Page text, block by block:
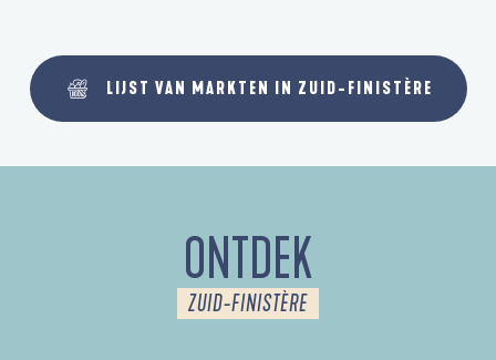
LIJST VAN MARKTEN IN ZUID-FINISTÈRE
ONTDEK
ZUID-FINISTÈRE